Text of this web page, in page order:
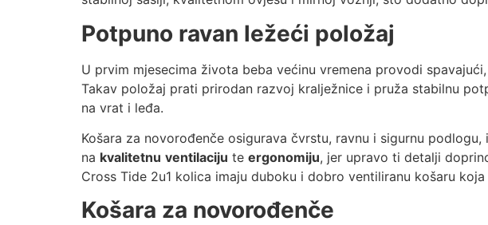
Potpuno ravan ležeći položaj
U prvim mjesecima života beba većinu vremena provodi
Takav položaj prati prirodan razvoj kralježnice i pruža stabilnu
na vrat i leđa.
Košara za novorođenče osigurava čvrstu, ravnu i sigurnu
na kvalitetnu ventilaciju te ergonomiju, jer upravo ti detalji
Cross Tide 2u1 kolica imaju duboku i dobro ventiliranu košaru
Košara za novorođenče